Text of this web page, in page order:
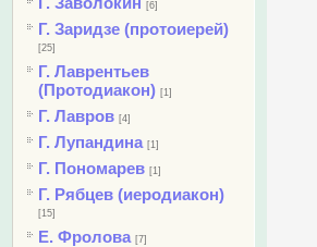
[6]
Г. Заридзе (протоиерей)
[25]
Г. Лаврентьев
(Протодиакон) [1]
Г. Лавров [4]
Г. Лупандина [1]
Г. Пономарев [1]
Г. Рябцев (иеродиакон)
[15]
Е. Фролова [7]